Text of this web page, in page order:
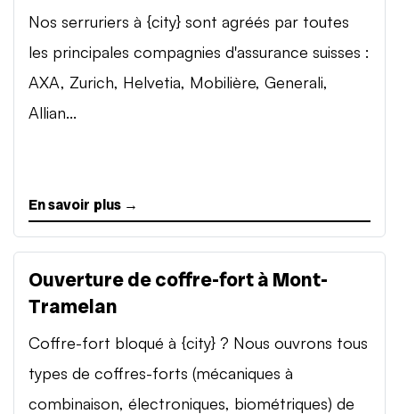
Nos serruriers à {city} sont agréés par toutes
les principales compagnies d'assurance suisses :
AXA, Zurich, Helvetia, Mobilière, Generali,
Allian...
En savoir plus →
Ouverture de coffre-fort à Mont-
Tramelan
Coffre-fort bloqué à {city} ? Nous ouvrons tous
types de coffres-forts (mécaniques à
combinaison, électroniques, biométriques) de